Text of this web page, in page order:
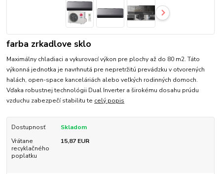
farba zrkadlove sklo
Maximálny chladiaci a vykurovací výkon pre plochy až do 80 m2. Táto
výkonná jednotka je navrhnutá pre nepretržitú prevádzku v otvorených
halách, open-space kanceláriách alebo veľkých rodinných domoch.
Vďaka robustnej technológii Dual Inverter a širokému dosahu prúdu
vzduchu zabezpečí stabilitu te celý popis
Dostupnosť
Skladom
Vrátane
recyklačného
poplatku
15,87 EUR